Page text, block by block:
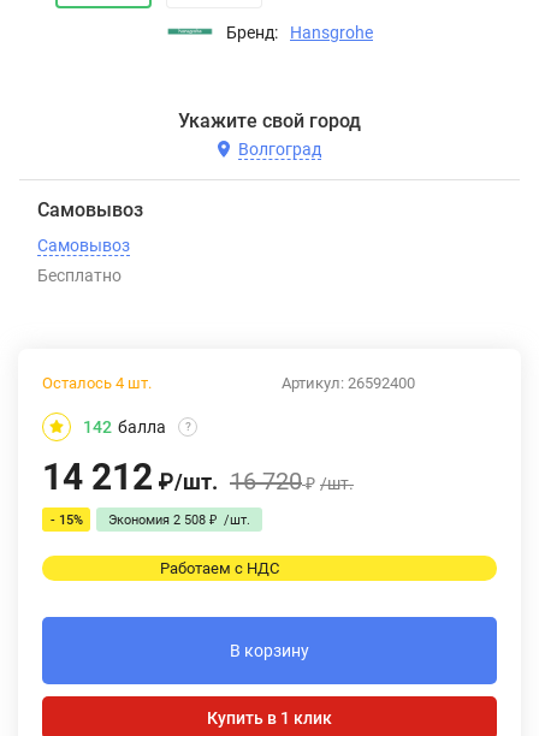
Бренд: Hansgrohe
Укажите свой город
Волгоград
Самовывоз
Самовывоз
Бесплатно
Артикул: 26592400
Осталось 4 шт.
142 балла ?
14 212 ₽/шт. 16 720₽ /шт.
- 15% Экономия 2 508 ₽ /шт.
Работаем с НДС
В корзину
Купить в 1 клик